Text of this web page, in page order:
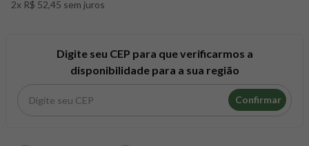
2x R$ 52,45 sem juros
Digite seu CEP para que verificarmos a
disponibilidade para a sua região
Confirmar
8º snack proteico mundo verde
creatina mundo verde